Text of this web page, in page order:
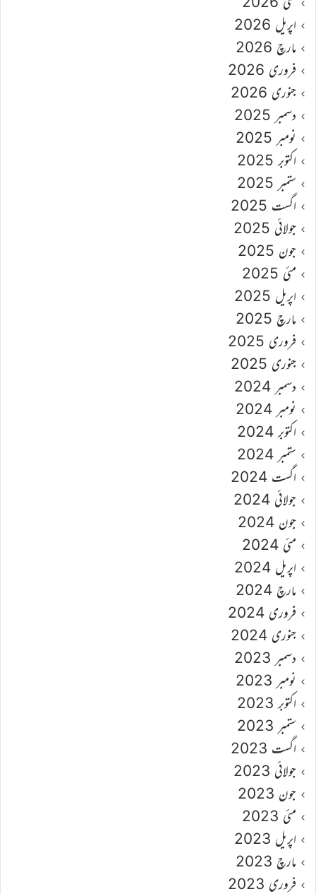
اپریل 2026
مارچ 2026
فروری 2026
جنوری 2026
دسمبر 2025
نومبر 2025
اکتوبر 2025
ستمبر 2025
اگست 2025
جولائی 2025
جون 2025
مئی 2025
اپریل 2025
مارچ 2025
فروری 2025
جنوری 2025
دسمبر 2024
نومبر 2024
اکتوبر 2024
ستمبر 2024
اگست 2024
جولائی 2024
جون 2024
مئی 2024
اپریل 2024
مارچ 2024
فروری 2024
جنوری 2024
دسمبر 2023
نومبر 2023
اکتوبر 2023
ستمبر 2023
اگست 2023
جولائی 2023
جون 2023
مئی 2023
اپریل 2023
مارچ 2023
فروری 2023